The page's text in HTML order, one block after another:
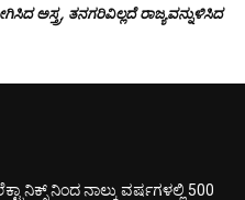
ಅಸ್ತ್ರ, ತನಗರಿವಿಲ್ಲದೆ ರಾಜ್ಯವನ್ನುಳಿಸಿದ
ನಿಂದ ನಾಲ್ಕು ವರ್ಷಗಳಲ್ಲಿ 500